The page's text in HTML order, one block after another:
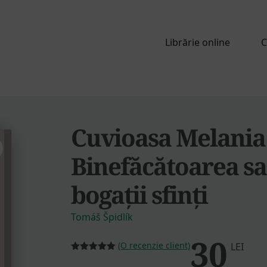
Librărie online
Cuvioasa
Binefăcătoarea
bogații sfinți
Tomáš Špidlík
(O recenzie client)30 LEI